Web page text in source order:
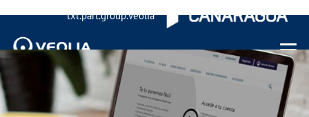
txt.part.group.veolia
Menu